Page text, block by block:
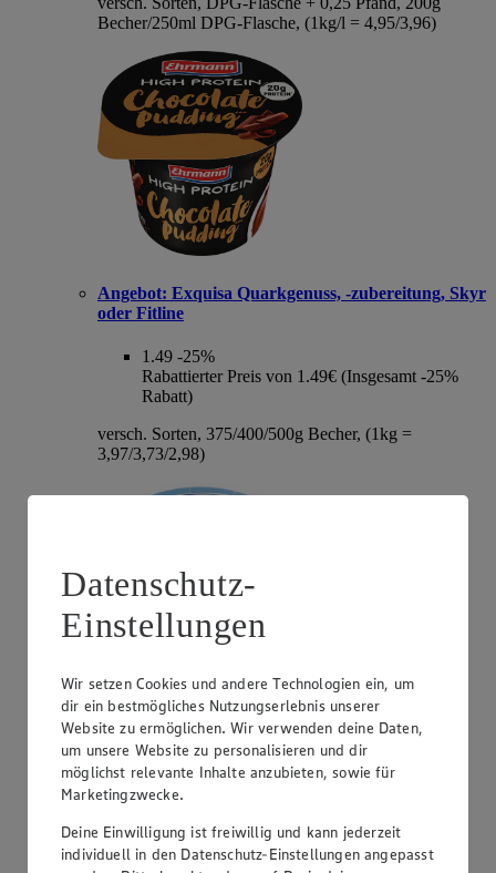
Becher/250ml DPG-Flasche, (1kg/l = 4,95/3,96)
Angebot: Exquisa Quarkgenuss, -zubereitung, Skyr
oder Fitline
1.49 -25%
Rabattierter Preis von 1.49€ (Insgesamt -25%
Rabatt)
versch. Sorten, 375/400/500g Becher, (1kg =
3,97/3,73/2,98)
Angebot:Hochland Patros
1.79 -40%
Rabattierter Preis von 1.79€ (Insgesamt -40%
griech. Weißkäse, versch. Sorten und Fettstufen,
140/150/180g Packung, (1kg = 12,79/11,93/9,94)
Datenschutz-
Einstellungen
Wir setzen Cookies und andere Technologien ein, um
dir ein bestmögliches Nutzungserlebnis unserer
Website zu ermöglichen. Wir verwenden deine Daten,
um unsere Website zu personalisieren und dir
möglichst relevante Inhalte anzubieten, sowie für
Marketingzwecke.
Deine Einwilligung ist freiwillig und kann jederzeit
individuell in den Datenschutz-Einstellungen angepasst